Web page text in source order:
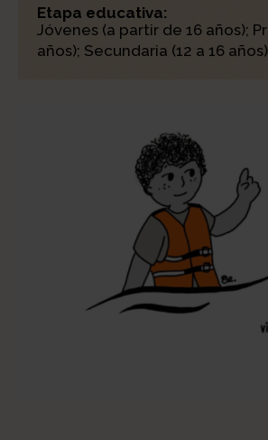
Etapa educativa:
Jóvenes (a partir de 16 años);
años); Secundaria (12 a 16